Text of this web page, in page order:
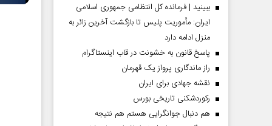
ببینید | فرمانده کل انتظامی جمهوری اسلامی
ایران­: مأموریت پلیس تا بازگشت آخرین زائر به
منزل ادامه دارد
پاسخ قانون به خشونت در قاب اینستاگرام
راز ماندگاری پرواز یک قهرمان
نقشه جهادی برای ایران
رکوردشکنی تاریخی بورس
هم دنبال جوانگرایی هستم هم نتیجه